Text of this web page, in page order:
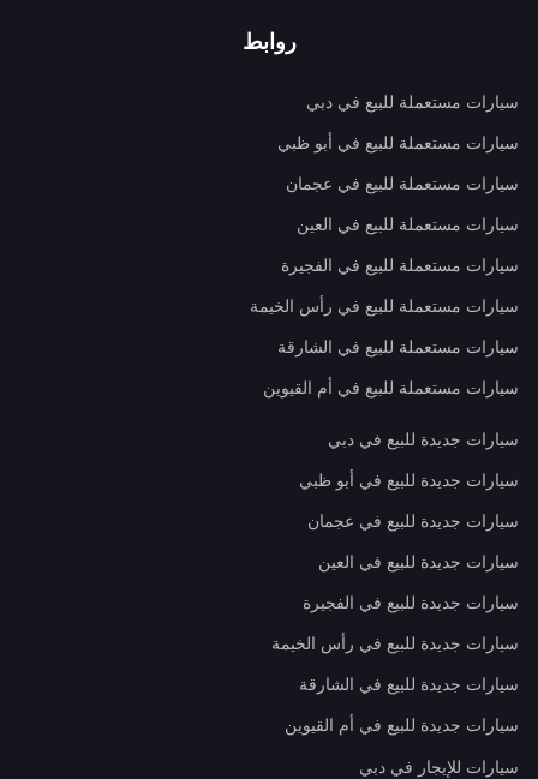
روابط
سيارات مستعملة للبيع في دبي
سيارات مستعملة للبيع في أبو ظبي
سيارات مستعملة للبيع في عجمان
سيارات مستعملة للبيع في العين
سيارات مستعملة للبيع في الفجيرة
سيارات مستعملة للبيع في رأس الخيمة
سيارات مستعملة للبيع في الشارقة
سيارات مستعملة للبيع في أم القيوين
سيارات جديدة للبيع في دبي
سيارات جديدة للبيع في أبو ظبي
سيارات جديدة للبيع في عجمان
سيارات جديدة للبيع في العين
سيارات جديدة للبيع في الفجيرة
سيارات جديدة للبيع في رأس الخيمة
سيارات جديدة للبيع في الشارقة
سيارات جديدة للبيع في أم القيوين
سيارات للإيجار في دبي